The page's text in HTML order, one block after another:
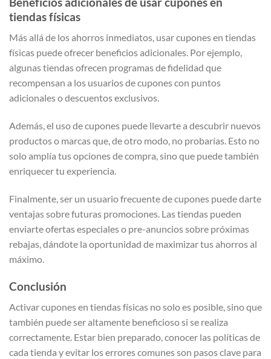
tiendas físicas
Más allá de los ahorros inmediatos, usar cupones en tiendas
físicas puede ofrecer beneficios adicionales. Por ejemplo,
algunas tiendas ofrecen programas de fidelidad que
recompensan a los usuarios de cupones con puntos
adicionales o descuentos exclusivos.
Además, el uso de cupones puede llevarte a descubrir nuevos
productos o marcas que, de otro modo, no probarías. Esto no
solo amplía tus opciones de compra, sino que puede también
enriquecer tu experiencia.
Finalmente, ser un usuario frecuente de cupones puede darte
ventajas sobre futuras promociones. Las tiendas pueden
enviarte ofertas especiales o pre-anuncios sobre próximas
rebajas, dándote la oportunidad de maximizar tus ahorros al
máximo.
Conclusión
Activar cupones en tiendas físicas no solo es posible, sino que
también puede ser altamente beneficioso si se realiza
correctamente. Estar bien preparado, conocer las políticas de
cada tienda y evitar los errores comunes son pasos clave para